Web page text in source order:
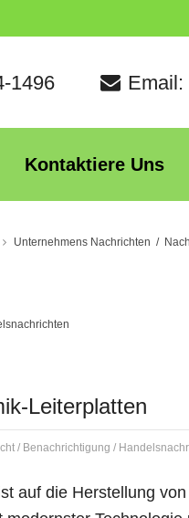
1496 Email:
Kontaktiere Uns
Unternehmens Nachrichten /
Leiterplatten
/ Benachrichtigung /
auf die Herstellung